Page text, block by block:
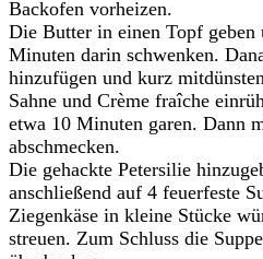
Backofen vorheizen.
Die Butter in einen Topf geben
Minuten darin schwenken.
hinzufügen und kurz
Sahne und Crème fraîche
etwa 10 Minuten garen. Dann
abschmecken.
Die gehackte Petersilie
anschließend auf 4 feuerfeste
Ziegenkäse in kleine Stücke
streuen. Zum Schluss die